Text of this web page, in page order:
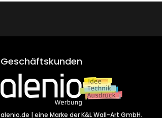
Geschäftskunden
alenio.de | eine Marke der K&L Wall-Art GmbH.